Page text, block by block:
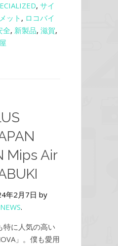
, サイ
ット , ロコバイ
全, 新製品, 滋賀,
Mips Air
年2月7日 by
NEWS.
特に人気の高い
」。僕も愛用